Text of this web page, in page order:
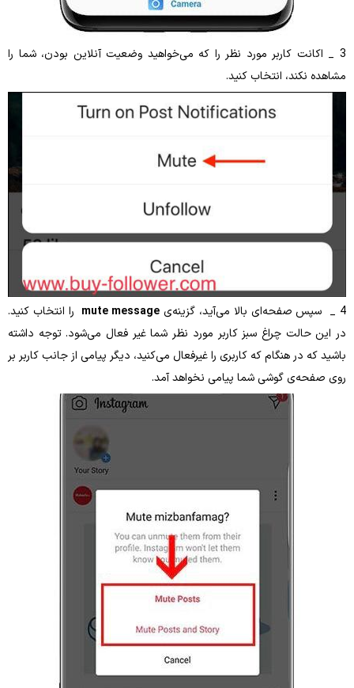
مورد نظر را که می‌خواهید وضعیت آنلاین بودن، شما را
انتخاب کنید.
mute messageرا انتخاب کنید.
چراغ سبز کاربر مورد نظر شما غیر فعال می‌شود. توجه داشته
که کاربری را غیرفعال می‌کنید، دیگر پیامی از جانب کاربر بر
شما پیامی نخواهد آمد.